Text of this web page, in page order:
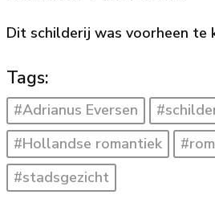
Dit schilderij was voorheen te
Tags:
#Adrianus Eversen
#Hollandse romantiek
#stadsgezicht